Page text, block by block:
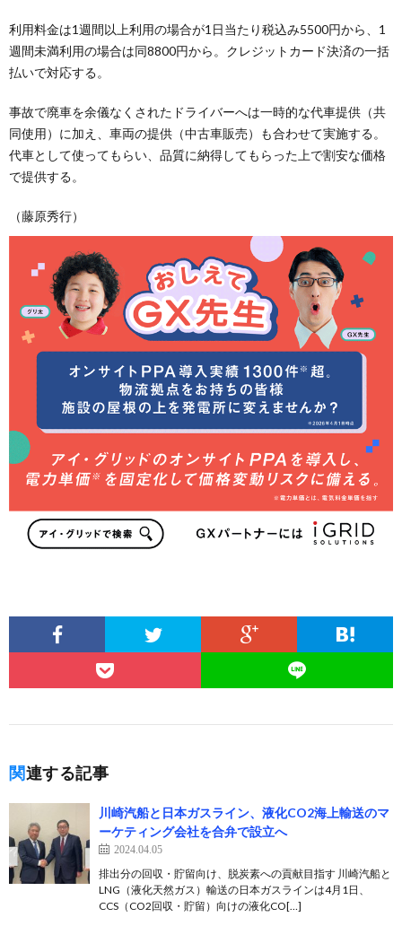
利用料金は1週間以上利用の場合が1日当たり税込み5500円から、1
週間未満利用の場合は同8800円から。クレジットカード決済の一括
払いで対応する。
事故で廃車を余儀なくされたドライバーへは一時的な代車提供（共
同使用）に加え、車両の提供（中古車販売）も合わせて実施する。
代車として使ってもらい、品質に納得してもらった上で割安な価格
で提供する。
（藤原秀行）
関連する記事
川崎汽船と日本ガスライン、液化CO2海上輸送のマ
ーケティング会社を合弁で設立へ
2024.04.05
排出分の回収・貯留向け、脱炭素への貢献目指す 川崎汽船と
LNG（液化天然ガス）輸送の日本ガスラインは4月1日、
CCS（CO2回収・貯留）向けの液化CO[…]